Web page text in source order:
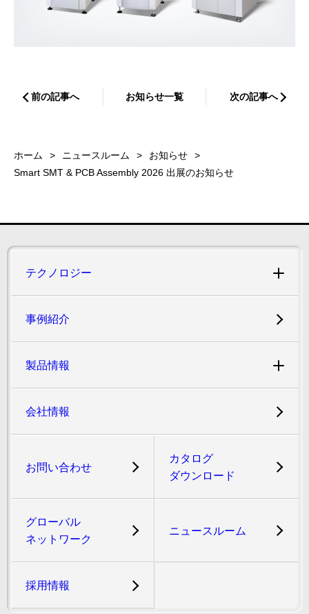
前の記事へ お知らせ一覧 次の記事へ
ホーム ニュースルーム
お知らせ
Smart SMT & PCB Assembly 2026 出展のお知らせ
テクノロジー
事例紹介
製品情報
会社情報
お問い合わせ
カタログ
ダウンロード
グローバル
ネットワーク
ニュースルーム
採用情報